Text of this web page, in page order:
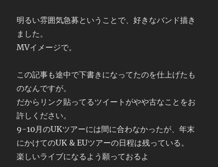
明るい雰囲気急募ということで、好きなバンド描き
ました。
MVイメージで。
この記事も途中で下書きになってたのを仕上げたも
のなんですが。
だからリンク貼ってるツイートがやや古なことをお
許しください。
9-10月のUKツアーには間に合わなかったが、年末
にかけてのUK & EUツアーの日程は残っている。
楽しいライブになるよう願っておるよ